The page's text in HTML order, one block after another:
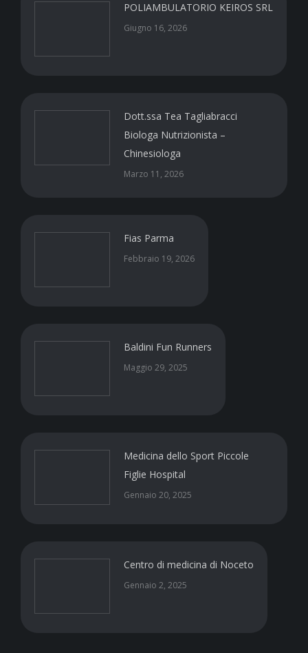
POLIAMBULATORIO KEIROS SRL
Giugno 16, 2026
Dott.ssa Tea Tagliabracci
Biologa Nutrizionista –
Chinesiologa
Marzo 11, 2026
Fias Parma
Febbraio 19, 2026
Baldini Fun Runners
Maggio 29, 2025
Medicina dello Sport Piccole
Figlie Hospital
Gennaio 20, 2025
Centro di medicina di Noceto
Gennaio 2, 2025